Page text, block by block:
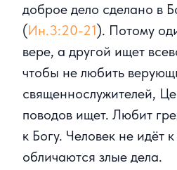
доброе дело сделано в
(Ин.3:20-21). Потому
вере, а другой ищет
чтобы не любить
священнослужителей,
поводов ищет. Любит
к Богу. Человек не идёт
обличаются злые дела.